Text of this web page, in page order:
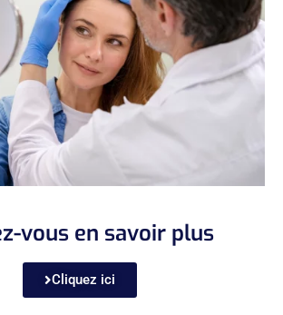
vous en savoir plus
Cliquez ici